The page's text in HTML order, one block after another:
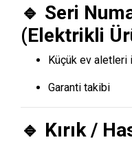
🔹 Seri
(Elektrikli
Küçük ev aletleri
Garanti takibi
🔹 Kırık /